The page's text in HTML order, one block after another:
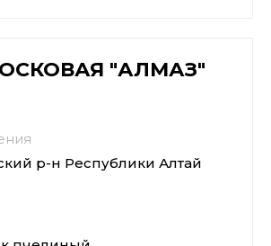
"АЛМАЗ"
р-н Республики Алтай